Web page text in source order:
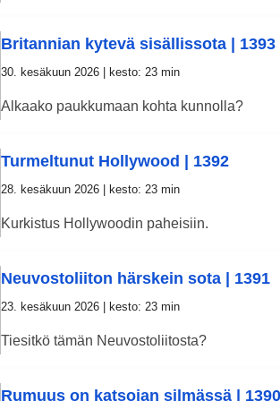
Britannian kytevä sisällissota | 1393
30. kesäkuun 2026 | kesto: 23 min
Alkaako paukkumaan kohta kunnolla?
Turmeltunut Hollywood | 1392
28. kesäkuun 2026 | kesto: 23 min
Kurkistus Hollywoodin paheisiin.
Neuvostoliiton härskein sota | 1391
23. kesäkuun 2026 | kesto: 23 min
Tiesitkö tämän Neuvostoliitosta?
Rumuus on katsojan silmässä | 1390